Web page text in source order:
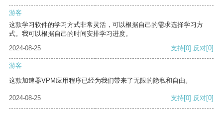
游客
这款学习软件的学习方式非常灵活，可以根据自己的需求选择学习方
式。我可以根据自己的时间安排学习进度。
2024-08-25
支持[0] 反对[0]
游客
这款加速器VPM应用程序已经为我们带来了无限的隐私和自由。
2024-08-25 支持[0] 反对[0]